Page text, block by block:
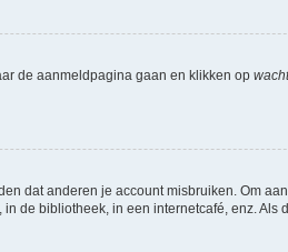
de aanmeldpagina gaan en klikken op
dat anderen je account misbruiken. Om
de bibliotheek, in een internetcafé, enz. Als